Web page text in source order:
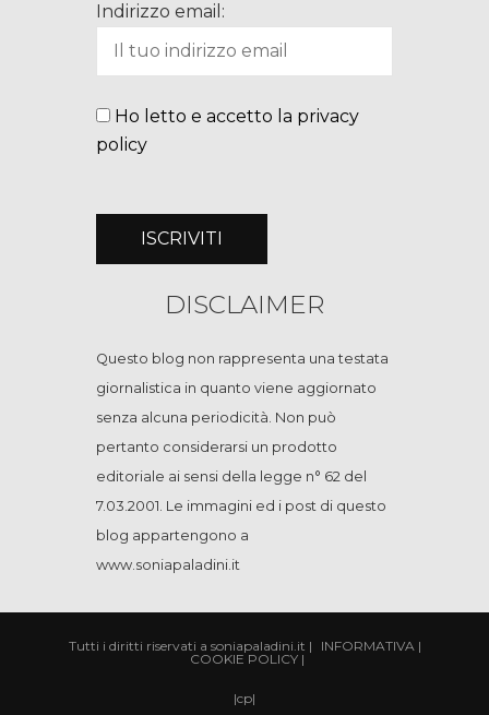
Indirizzo email:
Ho letto e accetto la privacy
policy
DISCLAIMER
Questo blog non rappresenta una testata
giornalistica in quanto viene aggiornato
senza alcuna periodicità. Non può
pertanto considerarsi un prodotto
editoriale ai sensi della legge n° 62 del
7.03.2001. Le immagini ed i post di questo
blog appartengono a
www.soniapaladini.it
Tutti i diritti riservati a soniapaladini.it | INFORMATIVA|
COOKIE POLICY |
|cp|